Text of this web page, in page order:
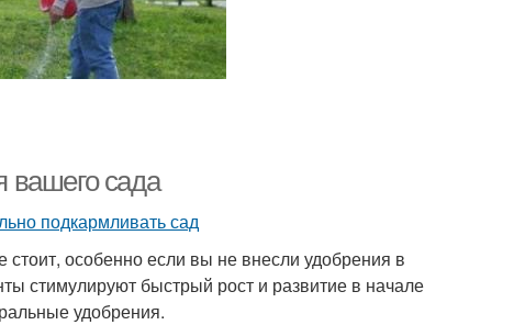
вашего сада
стоит, особенно если вы не внесли удобрения в
стимулируют быстрый рост и развитие в начале
удобрения.